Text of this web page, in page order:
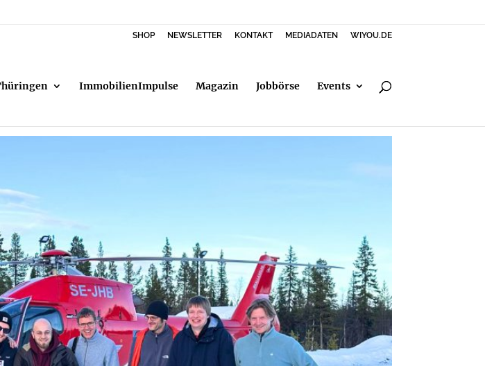
SHOP NEWSLETTER KONTAKT MEDIADATEN WIYOU.DE
ImmobilienImpulse Magazin Jobbörse Events